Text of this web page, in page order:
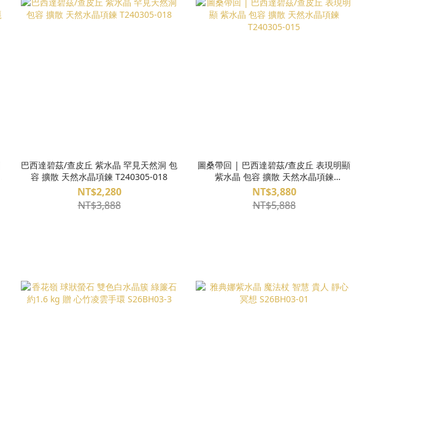
巴西達碧茲/查皮丘 紫水晶 罕見天然洞 包
容 擴散 天然水晶項鍊 T240305-018
NT$2,280
NT$3,888
圖桑帶回 | 巴西達碧茲/查皮丘 表現明顯
紫水晶 包容 擴散 天然水晶項鍊
T240305-015
NT$3,880
NT$5,888